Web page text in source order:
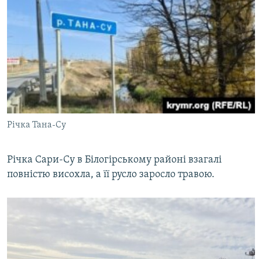
Річка Тана-Су
Річка Сари-Су в Білогірському районі взагалі
повністю висохла, а її русло заросло травою.